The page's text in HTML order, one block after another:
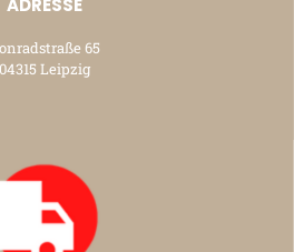
ADRESSE
65
04315 Leipzig